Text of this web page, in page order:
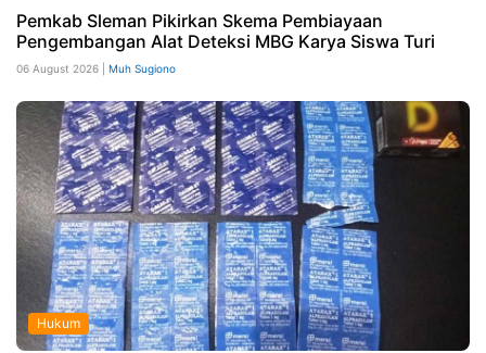
Pemkab Sleman Pikirkan Skema Pembiayaan
Pengembangan Alat Deteksi MBG Karya Siswa Turi
06 August 2026 | Muh Sugiono
Hukum